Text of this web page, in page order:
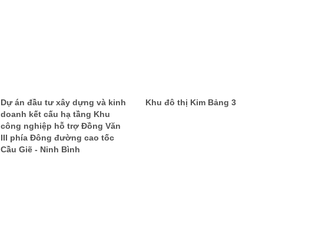
Dự án đầu tư xây dựng và kinh
doanh kết cấu hạ tầng Khu
công nghiệp hỗ trợ Đồng Văn
III phía Đông đường cao tốc
Cầu Giẽ - Ninh Bình
Khu đô thị Kim Bảng 3